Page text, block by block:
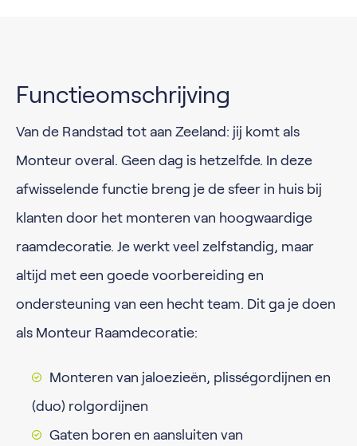
Functieomschrijving
Van de Randstad tot aan Zeeland: jij komt als
Monteur overal. Geen dag is hetzelfde. In deze
afwisselende functie breng je de sfeer in huis bij
klanten door het monteren van hoogwaardige
raamdecoratie. Je werkt veel zelfstandig, maar
altijd met een goede voorbereiding en
ondersteuning van een hecht team. Dit ga je doen
als Monteur Raamdecoratie:
Monteren van jaloezieën, plisségordijnen en
(duo) rolgordijnen
Gaten boren en aansluiten van